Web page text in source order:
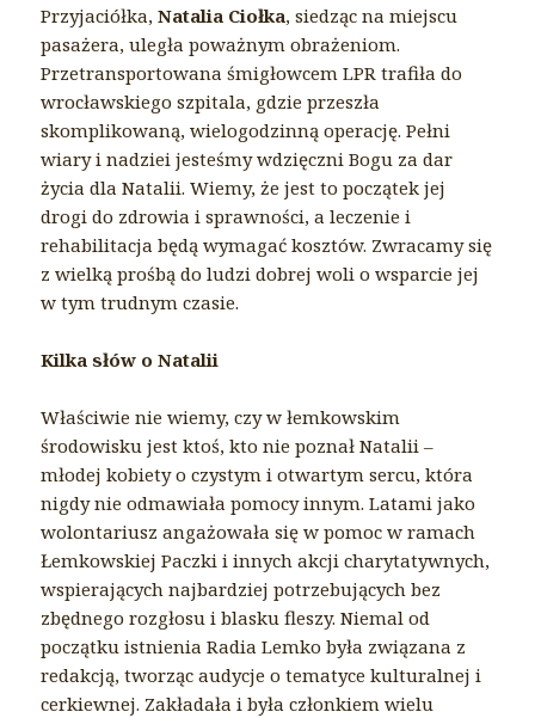
Przyjaciółka,Natalia Ciołka, siedząc na miejscu
pasażera, uległa poważnym obrażeniom.
Przetransportowana śmigłowcem LPR trafiła do
wrocławskiego szpitala, gdzie przeszła
skomplikowaną, wielogodzinną operację. Pełni
wiary i nadziei jesteśmy wdzięczni Bogu za dar
życia dla Natalii. Wiemy, że jest to początek jej
drogi do zdrowia i sprawności, a leczenie i
rehabilitacja będą wymagać kosztów. Zwracamy się
z wielką prośbą do ludzi dobrej woli o wsparcie jej
w tym trudnym czasie.
Kilka słów o Natalii
Właściwie nie wiemy, czy w łemkowskim
środowisku jest ktoś, kto nie poznał Natalii –
młodej kobiety o czystym i otwartym sercu, która
nigdy nie odmawiała pomocy innym. Latami jako
wolontariusz angażowała się w pomoc w ramach
Łemkowskiej Paczki i innych akcji charytatywnych,
wspierających najbardziej potrzebujących bez
zbędnego rozgłosu i blasku fleszy. Niemal od
początku istnienia Radia Lemko była związana z
redakcją, tworząc audycje o tematyce kulturalnej i
cerkiewnej. Zakładała i była członkiem wielu